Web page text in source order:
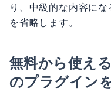
り、中級的な内容に
を省略します。
無料から使え
のプラグイン